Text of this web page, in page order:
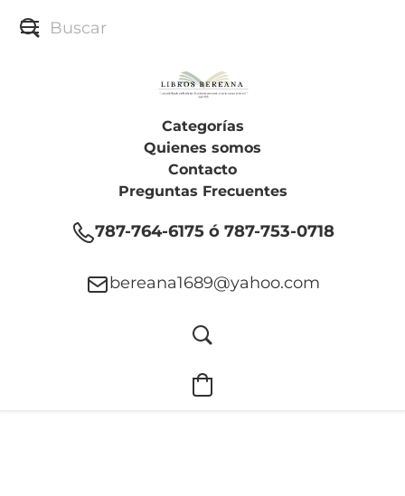
Categorías
Quienes somos
Contacto
Preguntas Frecuentes
787-764-6175 ó 787-753-0718
bereana1689@yahoo.com